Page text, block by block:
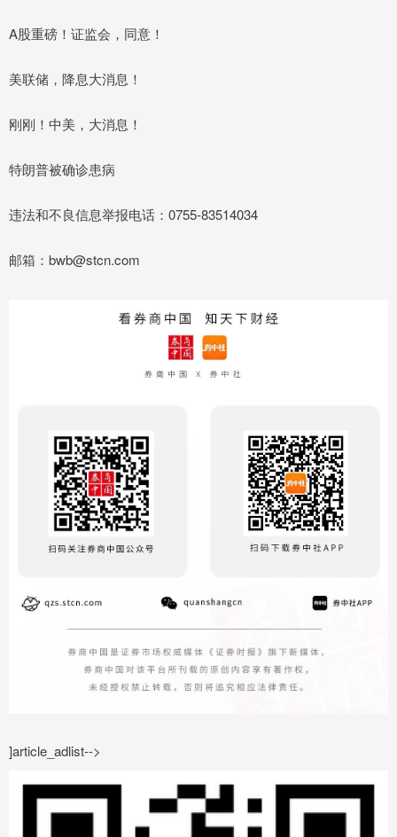
A股重磅！证监会，同意！
美联储，降息大消息！
刚刚！中美，大消息！
特朗普被确诊患病
违法和不良信息举报电话：0755-83514034
邮箱：bwb@stcn.com
]article_adlist-->